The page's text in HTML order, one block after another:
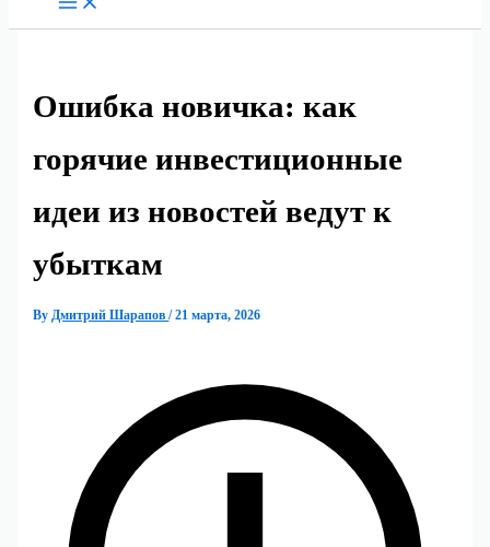
Ошибка новичка: как
горячие инвестиционные
идеи из новостей ведут к
убыткам
ByДмитрий Шарапов/21 марта, 2026